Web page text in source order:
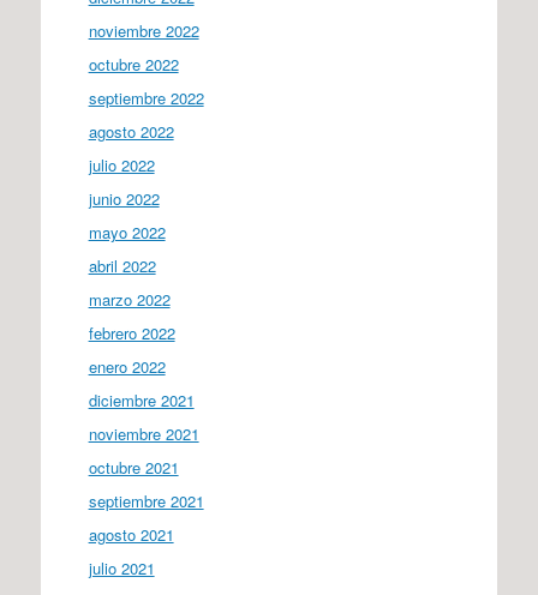
noviembre 2022
octubre 2022
septiembre 2022
agosto 2022
julio 2022
junio 2022
mayo 2022
abril 2022
marzo 2022
febrero 2022
enero 2022
diciembre 2021
noviembre 2021
octubre 2021
septiembre 2021
agosto 2021
julio 2021